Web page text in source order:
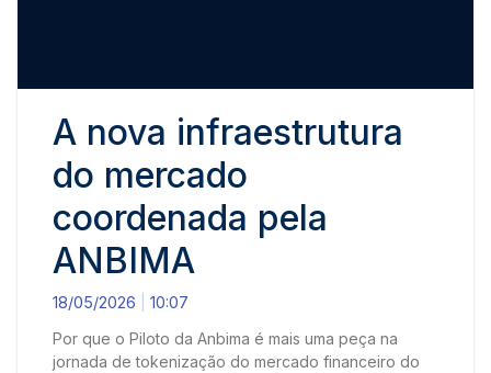
A nova infraestrutura
do mercado
coordenada pela
ANBIMA
18/05/2026
10:07
Por que o Piloto da Anbima é mais uma peça na
jornada de tokenização do mercado financeiro do